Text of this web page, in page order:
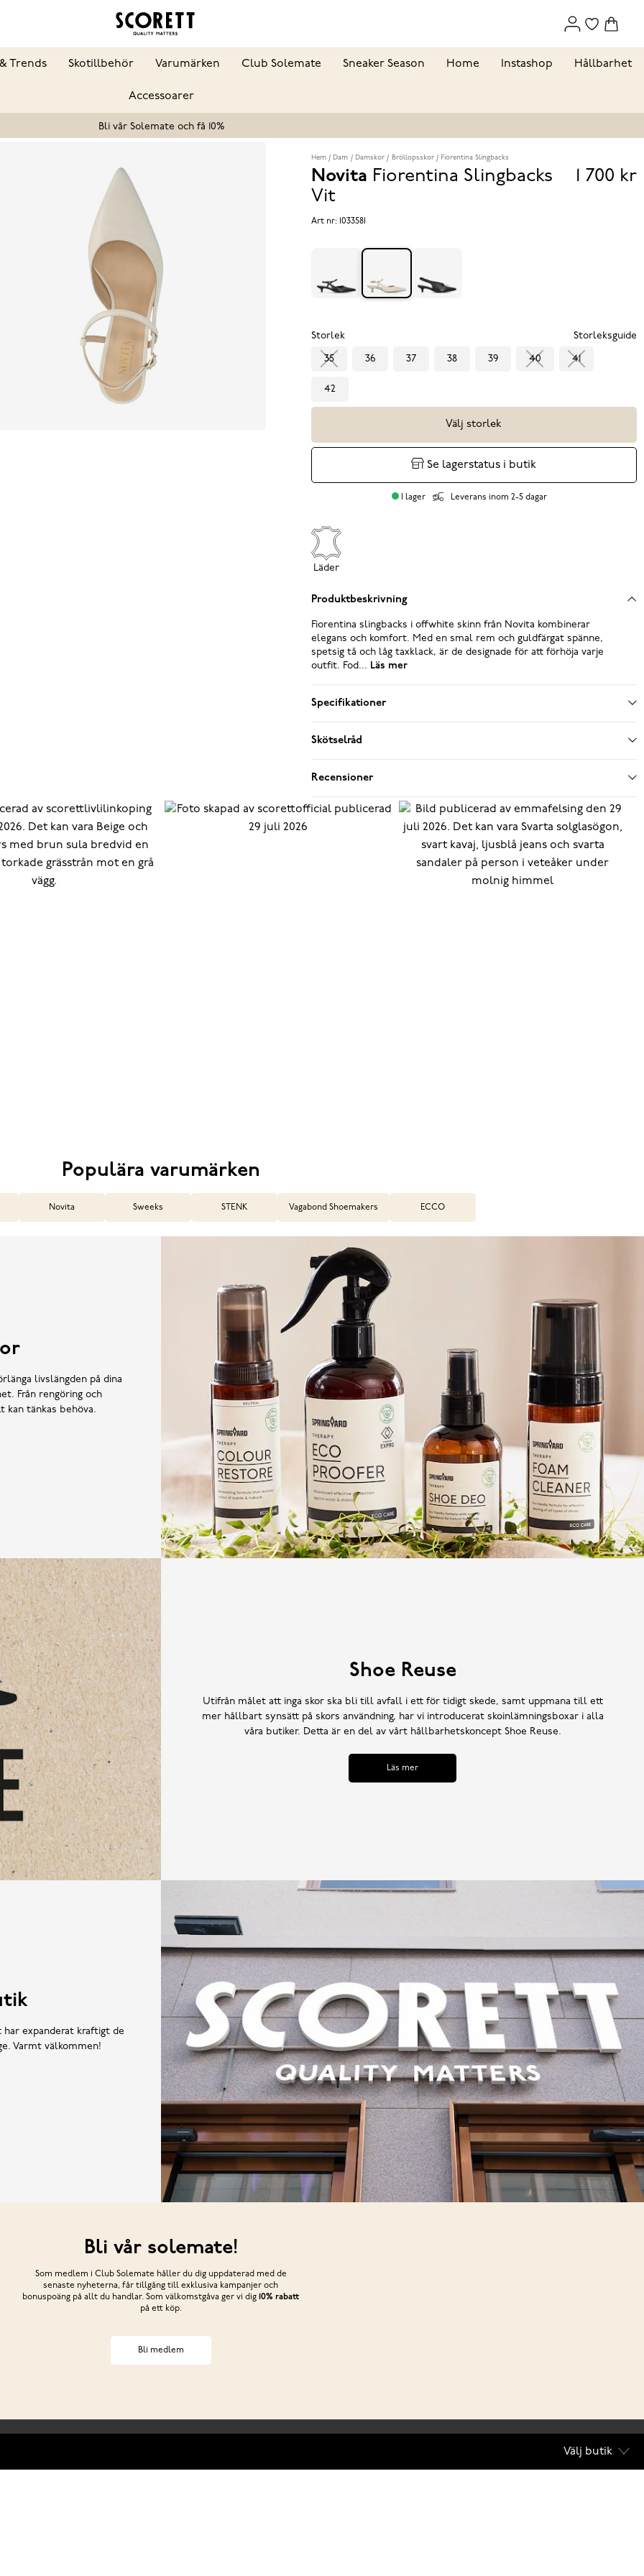
Trends Skotillbehör Varumärken Club Solemate Sneaker Season Home Instashop Hållbarhet
Accessoarer
Bli vår Solemate och få 10%
Hem Dam Damskor Bröllopsskor Fiorentina Slingbacks
Novita Fiorentina Slingbacks
Vit
Pris
1 700 kr
Art nr: 1033581
Storlek Storleksguide
35 36 37 38 39 40 41
42
Välj storlek
Se lagerstatus i butik
I lager Leverans inom 2-5 dagar
Läder
Produktbeskrivning
Fiorentina slingbacks i offwhite skinn från Novita kombinerar
elegans och komfort. Med en smal rem och guldfärgat spänne,
spetsig tå och låg taxklack, är de designade för att förhöja varje
outfit. Fod... Läs mer
Specifikationer
Skötselråd
Recensioner
Populära varumärken
Novita Sweeks STENK Vagabond Shoemakers ECCO
livslängden på dina
Från rengöring och
tänkas behöva.
Shoe Reuse
Utifrån målet att inga skor ska bli till avfall i ett för tidigt skede, samt uppmana till ett
mer hållbart synsätt på skors användning, har vi introducerat skoinlämningsboxar i alla
våra butiker. Detta är en del av vårt hållbarhetskoncept Shoe Reuse.
Läs mer
har expanderat kraftigt de
Varmt välkommen!
Bli vår solemate!
Som medlem i Club Solemate håller du dig uppdaterad med de
senaste nyheterna, får tillgång till exklusiva kampanjer och
bonuspoäng på allt du handlar. Som välkomstgåva ger vi dig 10% rabatt
på ett köp.
Bli medlem
Välj butik